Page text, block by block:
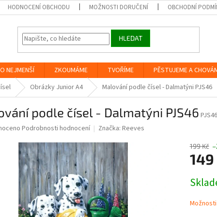
HODNOCENÍ OBCHODU MOŽNOSTI DORUČENÍ OBCHODNÍ
HLEDAT
NEJMENŠÍ ZKOUMÁME TVOŘÍME PĚSTUJEME A
Obrázky Junior A4 Malování podle čísel - Dalmatýni PJS46
podle čísel - Dalmatýni PJS46 PJS46
Podrobnosti hodnocení Značka: Reeves
199 Kč
149
cena: